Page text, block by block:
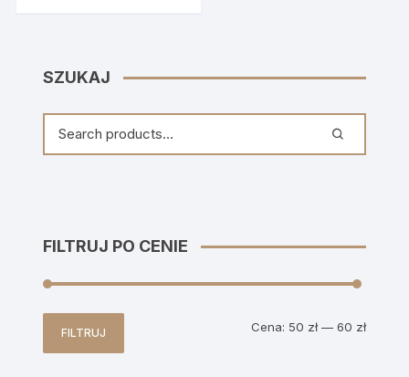
SZUKAJ
FILTRUJ PO CENIE
Cena
Cena
FILTRUJ Cena: 50 zł— 60 zł